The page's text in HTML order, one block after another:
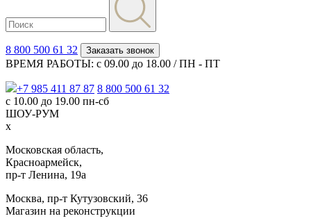
8 800 500 61 32 Заказать звонок
ВРЕМЯ РАБОТЫ: с 09.00 до 18.00 / ПН - ПТ
+7 985 411 87 87 8 800 500 61 32
с 10.00 до 19.00 пн-сб
ШОУ-РУМ
x
Московская область,
Красноармейск,
пр-т Ленина, 19а
Москва, пр-т Кутузовский, 36
Магазин на реконструкции